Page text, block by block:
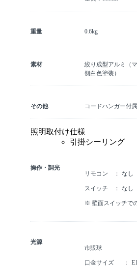
重量 0.6kg
素材
絞り成型アルミ（
側白色塗装）
その他 コードハンガー付属
照明取付け仕様
引掛シーリング
操作・調光
リモコン
なし
スイッチ なし
※ 壁面スイッチで
光源
市販球
口金サイズ